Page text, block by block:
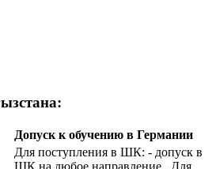
Допуск к обучению в Германии
Для поступления в ШК: - допуск в